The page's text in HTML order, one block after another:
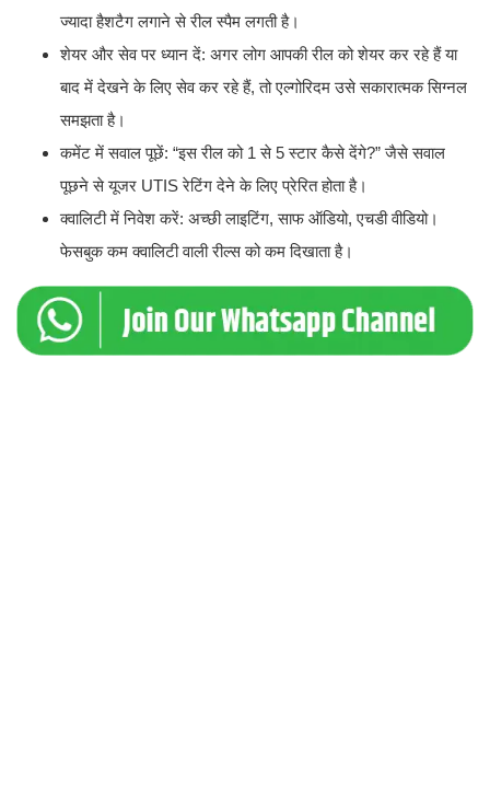
ज्यादा हैशटैग लगाने से रील स्पैम लगती है।
शेयर और सेव पर ध्यान दें: अगर लोग आपकी रील को शेयर कर रहे हैं या
बाद में देखने के लिए सेव कर रहे हैं, तो एल्गोरिदम उसे सकारात्मक सिग्नल
समझता है।
कमेंट में सवाल पूछें: “इस रील को 1 से 5 स्टार कैसे देंगे?” जैसे सवाल
पूछने से यूजर UTIS रेटिंग देने के लिए प्रेरित होता है।
क्वालिटी में निवेश करें: अच्छी लाइटिंग, साफ ऑडियो, एचडी वीडियो।
फेसबुक कम क्वालिटी वाली रील्स को कम दिखाता है।